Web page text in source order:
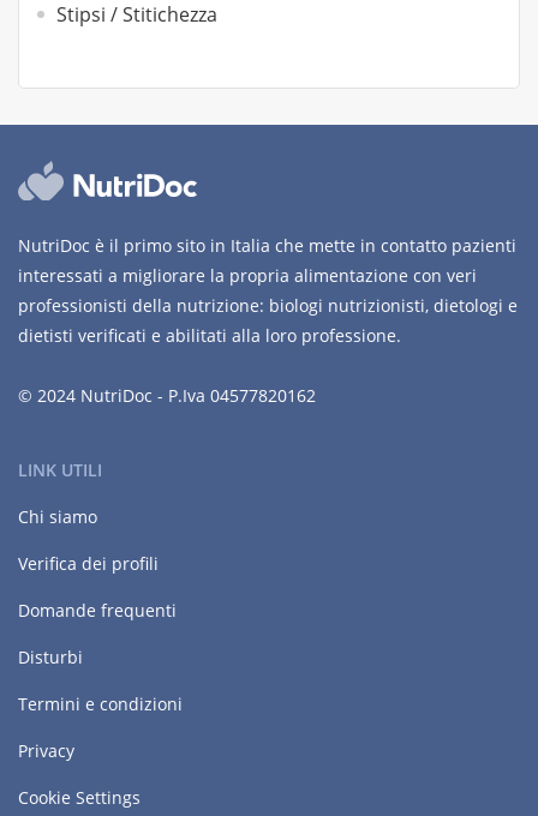
Stipsi / Stitichezza
NutriDoc è il primo sito in Italia che mette in contatto pazienti
interessati a migliorare la propria alimentazione con veri
professionisti della nutrizione: biologi nutrizionisti, dietologi e
dietisti verificati e abilitati alla loro professione.
© 2024 NutriDoc - P.Iva 04577820162
LINK UTILI
Chi siamo
Verifica dei profili
Domande frequenti
Disturbi
Termini e condizioni
Privacy
Cookie Settings